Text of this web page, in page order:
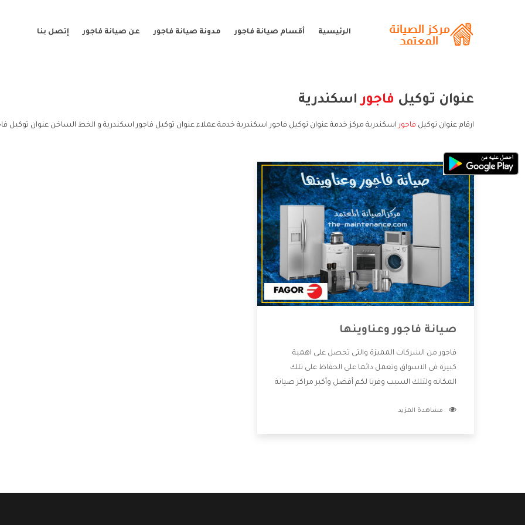
الرئيسية أقسام صيانة فاجور مدونة صيانة فاجور عن صيانة فاجور إتصل بنا
عنوان توكيل فاجوراسكندرية
ارقام عنوان توكيل فاجور اسكندرية مركز خدمة عنوان توكيل فاجور اسكندرية خدمة عملاء عنوان توكيل فاجور اسكندرية و الخط الساخن عنوان توكيل
صيانة فاجور وعناوينها
فاجور من الشركات المميزة والتى تحصل على اهمية
كبيرة فى الاسواق وتعمل دائما على الحفاظ على تلك
المكانه ولتلك السبب وفرنا لكم أفضل وأكبر مراكز صيانة
ويستطيع القيام بتصليح جميع المنتجات دون اى ازعاج
مشاهدة المزيد